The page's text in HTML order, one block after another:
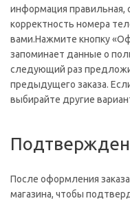
информация правильная,
корректность номера
вами.Нажмите кнопку
запоминает данные о
следующий раз
предыдущего заказа.
выбирайте другие
После оформления
магазина, чтобы